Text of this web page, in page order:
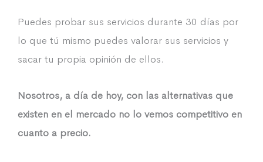
Puedes probar sus servicios durante 30 días por
lo que tú mismo puedes valorar sus servicios y
sacar tu propia opinión de ellos.
Nosotros, a día de hoy, con las alternativas que
existen en el mercado no lo vemos competitivo en
cuanto a precio.